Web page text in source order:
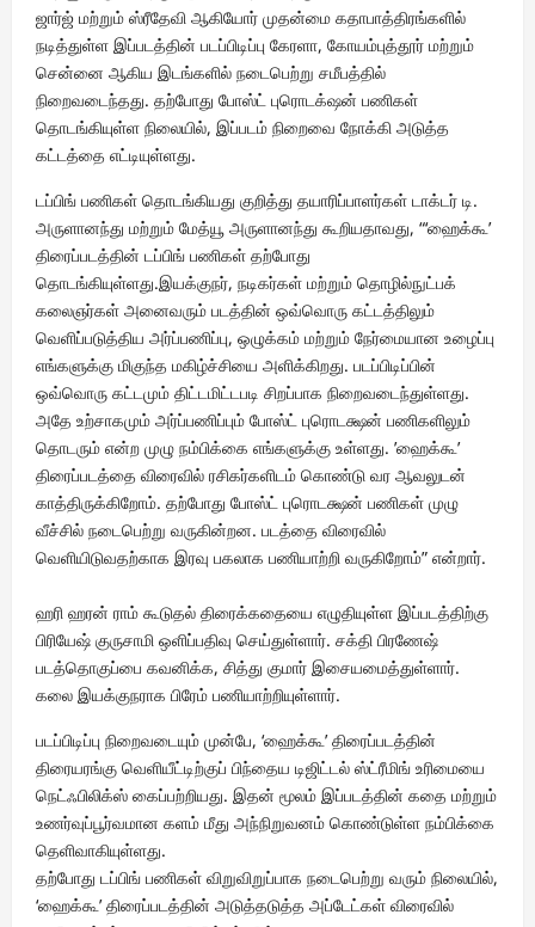
ஜார்ஜ் மற்றும் ஸ்ரீதேவி ஆகியோர் முதன்மை கதாபாத்திரங்களில்
நடித்துள்ள இப்படத்தின் படப்பிடிப்பு கேரளா, கோயம்புத்தூர் மற்றும்
சென்னை ஆகிய இடங்களில் நடைபெற்று சமீபத்தில்
நிறைவடைந்தது. தற்போது போஸ்ட் புரொடக்‌ஷன் பணிகள்
தொடங்கியுள்ள நிலையில், இப்படம் நிறைவை நோக்கி அடுத்த
கட்டத்தை எட்டியுள்ளது.
டப்பிங் பணிகள் தொடங்கியது குறித்து தயாரிப்பாளர்கள் டாக்டர் டி.
அருளானந்து மற்றும் மேத்யூ அருளானந்து கூறியதாவது, “‘ஹைக்கூ’
திரைப்படத்தின் டப்பிங் பணிகள் தற்போது
தொடங்கியுள்ளது.இயக்குநர், நடிகர்கள் மற்றும் தொழில்நுட்பக்
கலைஞர்கள் அனைவரும் படத்தின் ஒவ்வொரு கட்டத்திலும்
வெளிப்படுத்திய அர்ப்பணிப்பு, ஒழுக்கம் மற்றும் நேர்மையான உழைப்பு
எங்களுக்கு மிகுந்த மகிழ்ச்சியை அளிக்கிறது. படப்பிடிப்பின்
ஒவ்வொரு கட்டமும் திட்டமிட்டபடி சிறப்பாக நிறைவடைந்துள்ளது.
அதே உற்சாகமும் அர்ப்பணிப்பும் போஸ்ட் புரொடக்ஷன் பணிகளிலும்
தொடரும் என்ற முழு நம்பிக்கை எங்களுக்கு உள்ளது. ’ஹைக்கூ’
திரைப்படத்தை விரைவில் ரசிகர்களிடம் கொண்டு வர ஆவலுடன்
காத்திருக்கிறோம். தற்போது போஸ்ட் புரொடக்ஷன் பணிகள் முழு
வீச்சில் நடைபெற்று வருகின்றன. படத்தை விரைவில்
வெளியிடுவதற்காக இரவு பகலாக பணியாற்றி வருகிறோம்” என்றார்.
ஹரி ஹரன் ராம் கூடுதல் திரைக்கதையை எழுதியுள்ள இப்படத்திற்கு
பிரியேஷ் குருசாமி ஒளிப்பதிவு செய்துள்ளார். சக்தி பிரணேஷ்
படத்தொகுப்பை கவனிக்க, சித்து குமார் இசையமைத்துள்ளார்.
கலை இயக்குநராக பிரேம் பணியாற்றியுள்ளார்.
படப்பிடிப்பு நிறைவடையும் முன்பே, ‘ஹைக்கூ’ திரைப்படத்தின்
திரையரங்கு வெளியீட்டிற்குப் பிந்தைய டிஜிட்டல் ஸ்ட்ரீமிங் உரிமையை
நெட்ஃபிலிக்ஸ் கைப்பற்றியது. இதன் மூலம் இப்படத்தின் கதை மற்றும்
உணர்வுப்பூர்வமான களம் மீது அந்நிறுவனம் கொண்டுள்ள நம்பிக்கை
தெளிவாகியுள்ளது.
தற்போது டப்பிங் பணிகள் விறுவிறுப்பாக நடைபெற்று வரும் நிலையில்,
‘ஹைக்கூ’ திரைப்படத்தின் அடுத்தடுத்த அப்டேட்கள் விரைவில்